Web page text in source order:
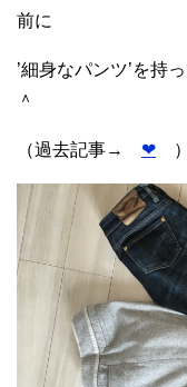
前に
’細身なパンツ’を持
＾
（過去記事→ ❤︎ ）